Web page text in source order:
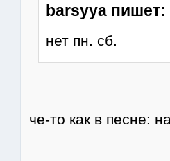
barsyya пишет:
нет пн. сб.
че-то как в песне: